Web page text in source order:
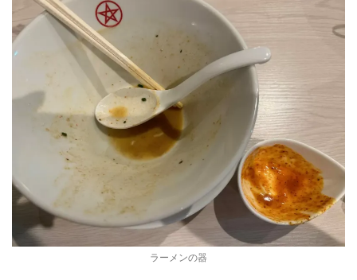
ラーメンの器